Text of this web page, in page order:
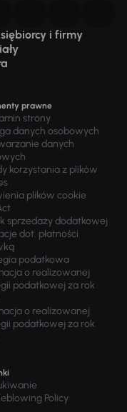
i firmy
prawne
strony
danych osobowych
danych
korzystania z plików
plików cookie
sprzedaży dodatkowej
dot. płatności
podatkowa
o realizowanej
podatkowej za rok
o realizowanej
podatkowej za rok
Policy